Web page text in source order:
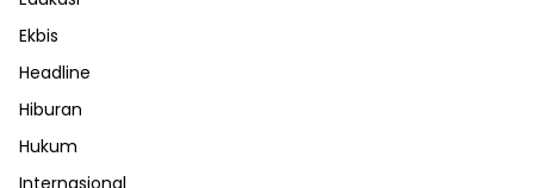
Ekbis
Headline
Hiburan
Hukum
Internasional